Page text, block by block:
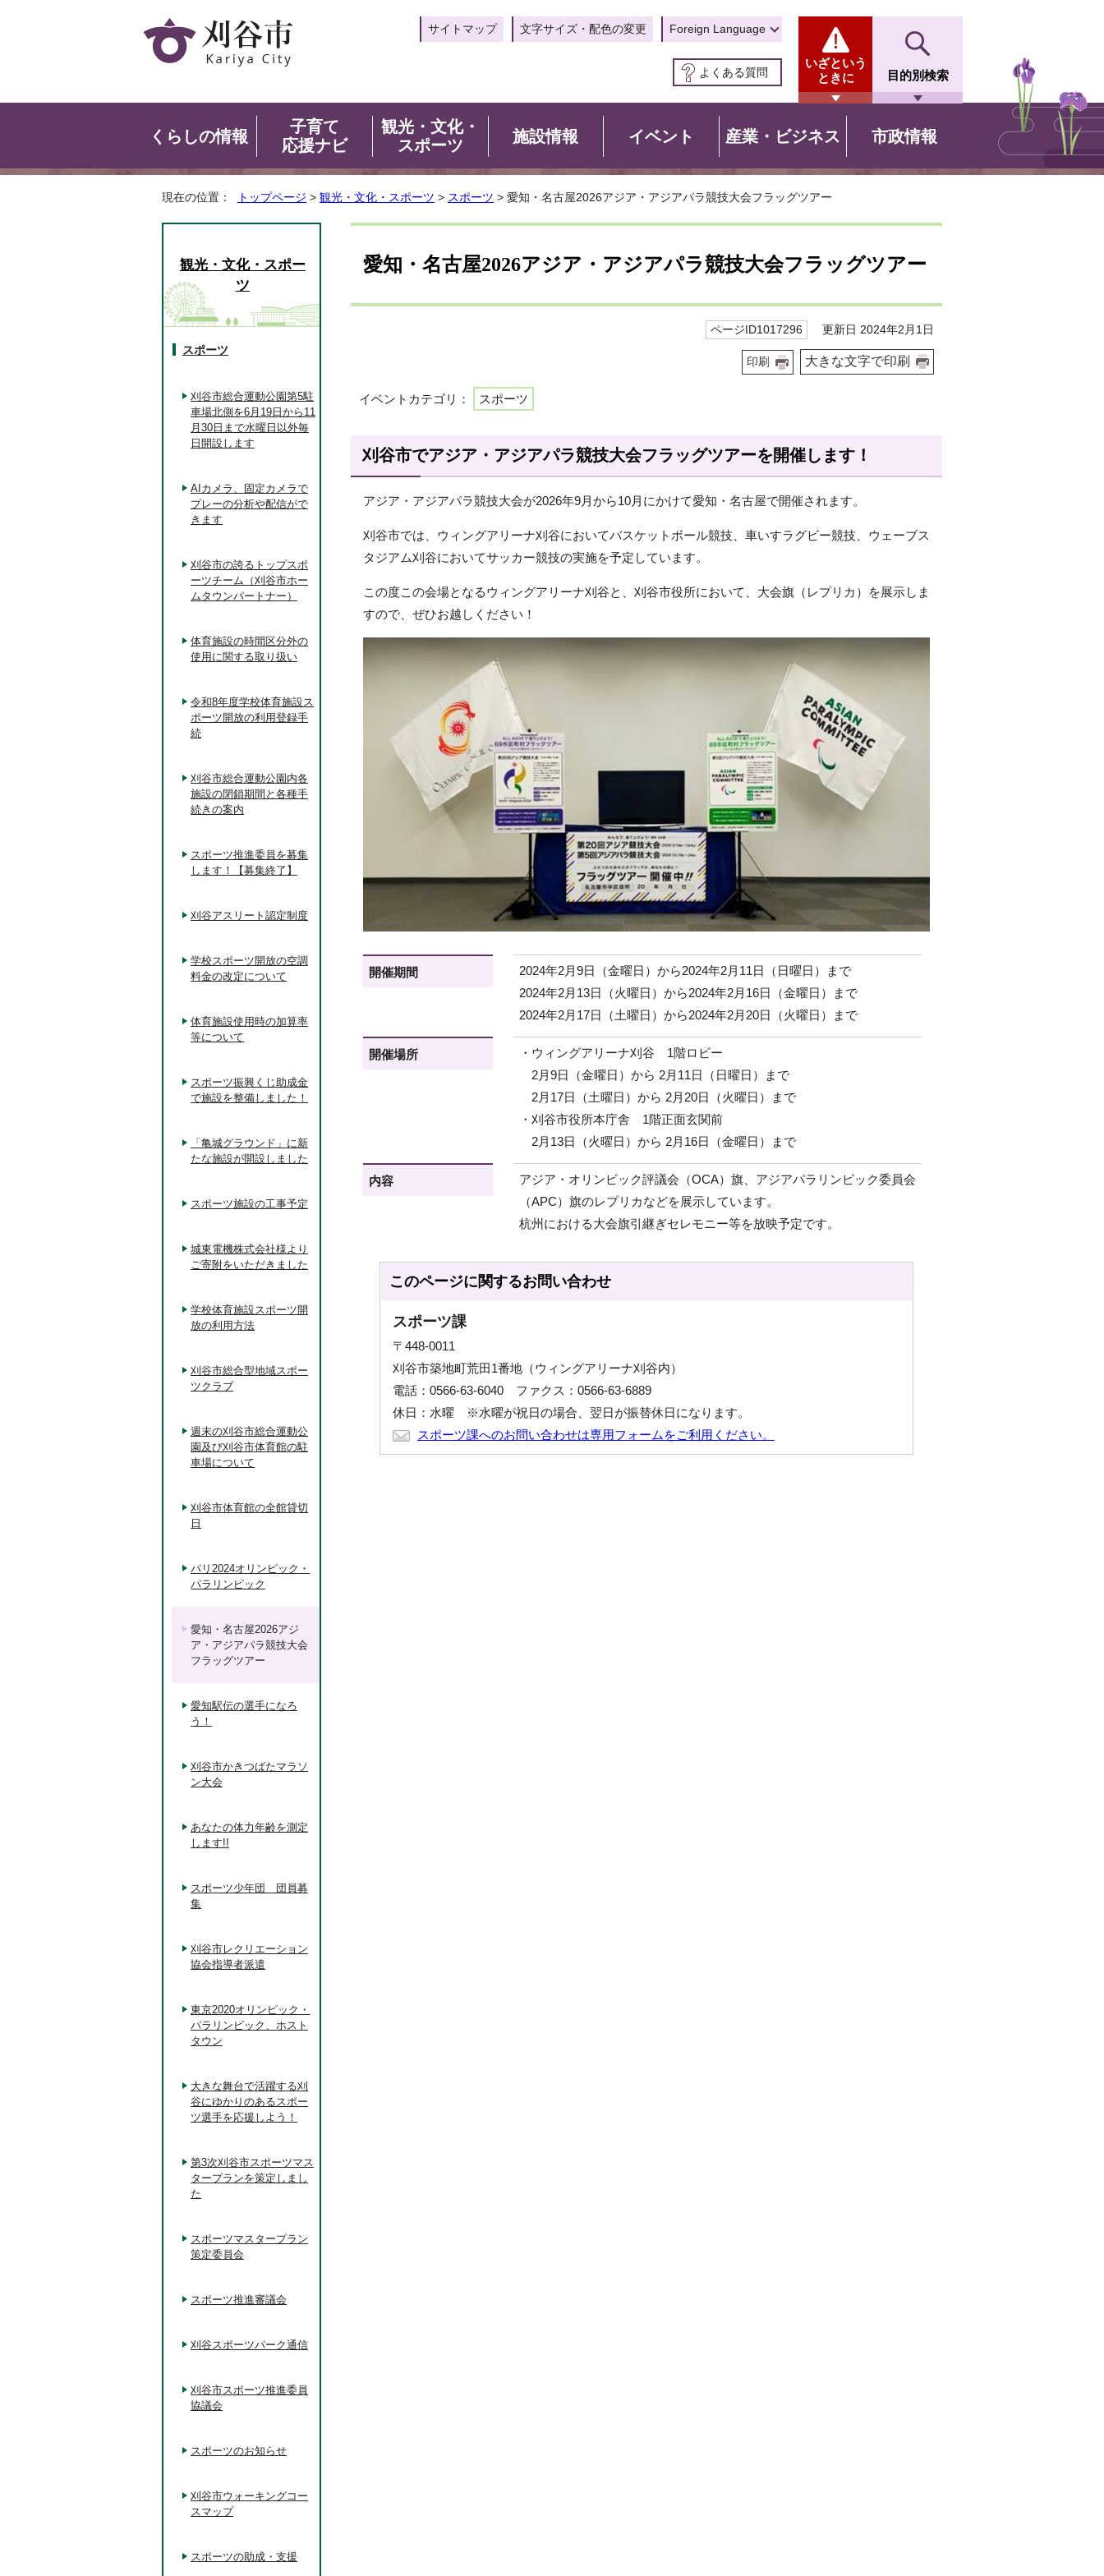
サイトマップ 文字サイズ・配色の変更 Foreign Language
よくある質問
いざという
ときに
目的別検索
くらしの情報
子育て
応援ナビ
観光・文化・
スポーツ
施設情報 イベント 産業・ビジネス 市政情報
現在の位置： トップページ > 観光・文化・スポーツ > スポーツ > 愛知・名古屋2026アジア・アジアパラ競技大会フラッグツアー
愛知・名古屋2026アジア・アジアパラ競技大会フラッグツアー
ページID1017296 更新日 2024年2月1日
印刷 大きな文字で印刷
イベントカテゴリ： スポーツ
刈谷市でアジア・アジアパラ競技大会フラッグツアーを開催します！
アジア・アジアパラ競技大会が2026年9月から10月にかけて愛知・名古屋で開催されます。
刈谷市では、ウィングアリーナ刈谷においてバスケットボール競技、車いすラグビー競技、ウェーブス
タジアム刈谷においてサッカー競技の実施を予定しています。
この度この会場となるウィングアリーナ刈谷と、刈谷市役所において、大会旗（レプリカ）を展示しま
すので、ぜひお越しください！
開催期間
2024年2月9日（金曜日）から2024年2月11日（日曜日）まで
2024年2月13日（火曜日）から2024年2月16日（金曜日）まで
2024年2月17日（土曜日）から2024年2月20日（火曜日）まで
開催場所
・ウィングアリーナ刈谷 1階ロビー
2月9日（金曜日）から 2月11日（日曜日）まで
2月17日（土曜日）から 2月20日（火曜日）まで
・刈谷市役所本庁舎 1階正面玄関前
2月13日（火曜日）から 2月16日（金曜日）まで
内容
アジア・オリンピック評議会（OCA）旗、アジアパラリンピック委員会
（APC）旗のレプリカなどを展示しています。
杭州における大会旗引継ぎセレモニー等を放映予定です。
このページに関するお問い合わせ
スポーツ課
〒448-0011
刈谷市築地町荒田1番地（ウィングアリーナ刈谷内）
電話：0566-63-6040 ファクス：0566-63-6889
休日：水曜 ※水曜が祝日の場合、翌日が振替休日になります。
スポーツ課へのお問い合わせは専用フォームをご利用ください。
観光・文化・スポー
ツ
スポーツ
刈谷市総合運動公園第5駐
車場北側を6月19日から11
月30日まで水曜日以外毎
日開設します
AIカメラ、固定カメラで
プレーの分析や配信がで
きます
刈谷市の誇るトップスポ
ーツチーム（刈谷市ホー
ムタウンパートナー）
体育施設の時間区分外の
使用に関する取り扱い
令和8年度学校体育施設ス
ポーツ開放の利用登録手
続
刈谷市総合運動公園内各
施設の閉鎖期間と各種手
続きの案内
スポーツ推進委員を募集
します！【募集終了】
刈谷アスリート認定制度
学校スポーツ開放の空調
料金の改定について
体育施設使用時の加算率
等について
スポーツ振興くじ助成金
で施設を整備しました！
「亀城グラウンド」に新
たな施設が開設しました
スポーツ施設の工事予定
城東電機株式会社様より
ご寄附をいただきました
学校体育施設スポーツ開
放の利用方法
刈谷市総合型地域スポー
ツクラブ
週末の刈谷市総合運動公
園及び刈谷市体育館の駐
車場について
刈谷市体育館の全館貸切
日
パリ2024オリンピック・
パラリンピック
愛知・名古屋2026アジ
ア・アジアパラ競技大会
フラッグツアー
愛知駅伝の選手になろ
う！
刈谷市かきつばたマラソ
ン大会
あなたの体力年齢を測定
します!!
スポーツ少年団 団員募
集
刈谷市レクリエーション
協会指導者派遣
東京2020オリンピック・
パラリンピック、ホスト
タウン
大きな舞台で活躍する刈
谷にゆかりのあるスポー
ツ選手を応援しよう！
第3次刈谷市スポーツマス
タープランを策定しまし
た
スポーツマスタープラン
策定委員会
スポーツ推進審議会
刈谷スポーツパーク通信
刈谷市スポーツ推進委員
協議会
スポーツのお知らせ
刈谷市ウォーキングコー
スマップ
スポーツの助成・支援